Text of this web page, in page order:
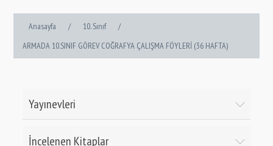
Anasayfa / 10. Sınıf
/
ARMADA 10.SINIF GÖREV COĞRAFYA ÇALIŞMA FÖYLERİ (36 HAFTA)
Yayınevleri
İncelenen Kitaplar